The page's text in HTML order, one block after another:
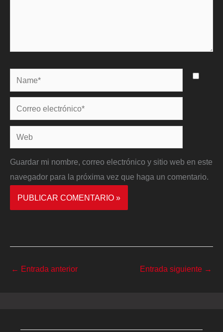
Name*
Correo
electrónico*
Web
Guardar mi nombre, correo electrónico y sitio web en este
navegador para la próxima vez que haga un comentario.
← Entrada anterior Entrada siguiente →